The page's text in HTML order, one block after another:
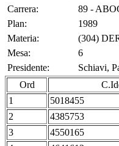
Carrera:
89 -
Plan:
1989
Materia:
(304)
Mesa:
6
Presidente:
Schiavi,
Ord
1
5018455
2 4385753
3 4550165